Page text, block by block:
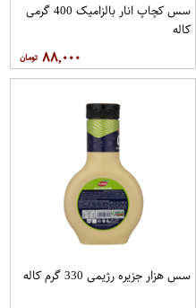
سس کچاپ انار بالزامیک 400 گرمی
کاله
۸۸,۰۰۰
سس هزار جزیره رژیمی 330 گرم کاله